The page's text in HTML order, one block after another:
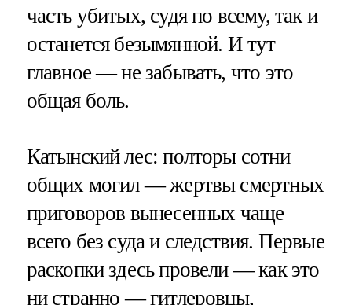
часть убитых, судя по всему, так и
останется безымянной. И тут
главное — не забывать, что это
общая боль.
Катынский лес: полторы сотни
общих могил — жертвы смертных
приговоров вынесенных чаще
всего без суда и следствия. Первые
раскопки здесь провели — как это
ни странно — гитлеровцы,